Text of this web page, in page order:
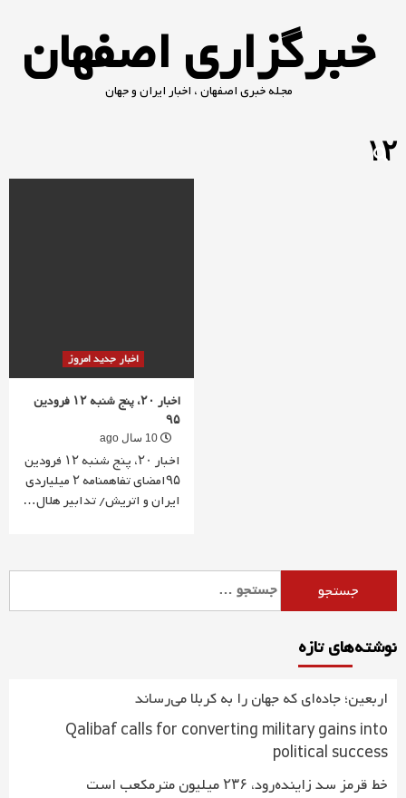
contentخبرگزاری اصفهان
مجله خبری اصفهان ، اخبار ایران و جهان
۱۲
اخبار جدید امروز
اخبار ۲۰، پنج شنبه ۱۲ فرودین
۹۵
اخبار ۲۰، پنج شنبه ۱۲ فرودین
۹۵امضای تفاهمنامه ۲ میلیاردی
ایران و اتریش/ تدابیر هلال…
برای:
نوشته‌های تازه
اربعین؛ جاده‌ای که جهان را به کربلا می‌رساند
Qalibaf calls for converting military gains into
political success
خط قرمز سد زاینده‌رود، ۲۳۶ میلیون مترمکعب است